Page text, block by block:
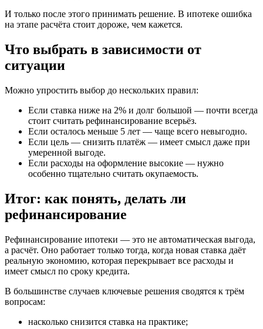
И только после этого принимать решение. В ипотеке ошибка
на этапе расчёта стоит дороже, чем кажется.
Что выбрать в зависимости от
ситуации
Можно упростить выбор до нескольких правил:
Если ставка ниже на 2% и долг большой — почти всегда
стоит считать рефинансирование всерьёз.
Если осталось меньше 5 лет — чаще всего невыгодно.
Если цель — снизить платёж — имеет смысл даже при
умеренной выгоде.
Если расходы на оформление высокие — нужно
особенно тщательно считать окупаемость.
Итог: как понять, делать ли
рефинансирование
Рефинансирование ипотеки — это не автоматическая выгода,
а расчёт. Оно работает только тогда, когда новая ставка даёт
реальную экономию, которая перекрывает все расходы и
имеет смысл по сроку кредита.
В большинстве случаев ключевые решения сводятся к трём
вопросам:
насколько снизится ставка на практике;